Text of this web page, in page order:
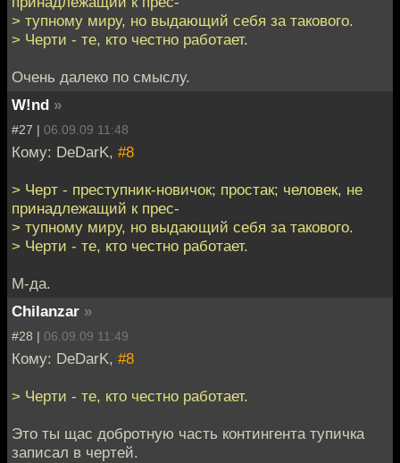
> тупному миру, но выдающий себя за такового.
> Черти - те, кто честно работает.
Очень далеко по смыслу.
W!nd »
#27 | 06.09.09 11:48
Кому: DeDarK, #8
> Черт - преступник-новичок; простак; человек, не
принадлежащий к прес-
> тупному миру, но выдающий себя за такового.
> Черти - те, кто честно работает.
М-да.
Chilanzar »
#28 | 06.09.09 11:49
Кому: DeDarK, #8
> Черти - те, кто честно работает.
Это ты щас добротную часть контингента тупичка
записал в чертей.